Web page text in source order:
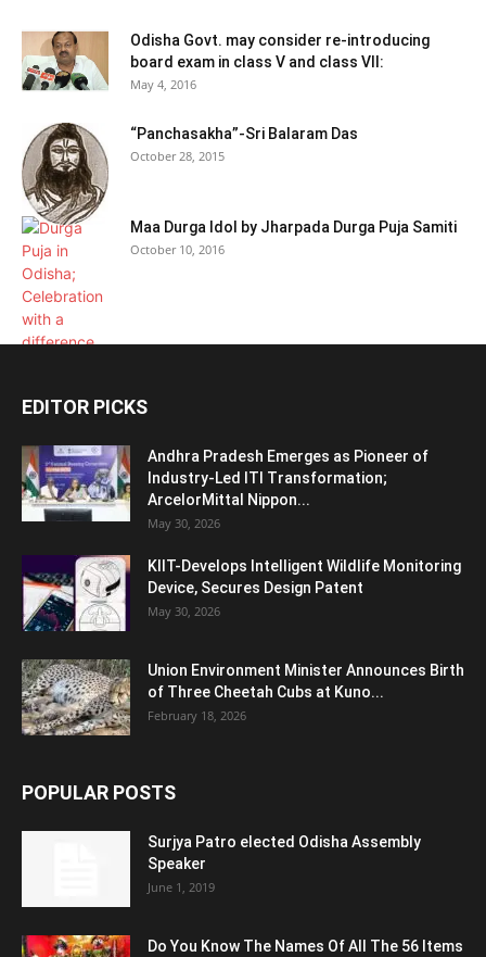
Odisha Govt. may consider re-introducing
board exam in class V and class VII:
May 4, 2016
“Panchasakha”-Sri Balaram Das
October 28, 2015
Maa Durga Idol by Jharpada Durga Puja Samiti
October 10, 2016
EDITOR PICKS
Andhra Pradesh Emerges as Pioneer of
Industry-Led ITI Transformation;
ArcelorMittal Nippon...
May 30, 2026
KIIT-Develops Intelligent Wildlife Monitoring
Device, Secures Design Patent
May 30, 2026
Union Environment Minister Announces Birth
of Three Cheetah Cubs at Kuno...
February 18, 2026
POPULAR POSTS
Surjya Patro elected Odisha Assembly
Speaker
June 1, 2019
Do You Know The Names Of All The 56 Items